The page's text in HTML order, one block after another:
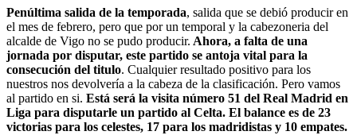
Penúltima salida de la temporada, salida que se debió producir en
el mes de febrero, pero que por un temporal y la cabezoneria del
alcalde de Vigo no se pudo producir. Ahora, a falta de una
jornada por disputar, este partido se antoja vital para la
consecución del titulo. Cualquier resultado positivo para los
nuestros nos devolvería a la cabeza de la clasificación. Pero vamos
al partido en si. Está será la visita número 51 del Real Madrid en
Liga para disputarle un partido al Celta. El balance es de 23
victorias para los celestes, 17 para los madridistas y 10 empates.